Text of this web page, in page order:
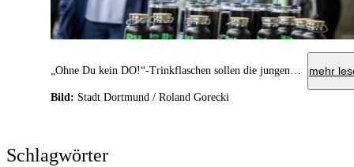
„Ohne Du kein DO!“-Trinkflaschen sollen die jungen Menschen daran erinnern, zur Wahl zu gehen. mehr
Bild: Stadt Dortmund / Roland Gorecki
Schlagwörter